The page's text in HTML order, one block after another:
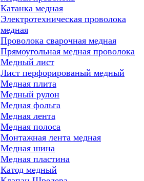
Катанка медная
Электротехническая проволока
медная
Проволока сварочная медная
Прямоугольная медная проволока
Медный лист
Лист перфорированый медный
Медная плита
Медный рулон
Медная фольга
Медная лента
Медная полоса
Монтажная лента медная
Медная шина
Медная пластина
Катод медный